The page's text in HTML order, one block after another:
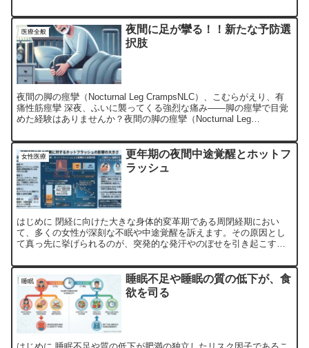
医療全般
夜間に足が攣る！！新たな予防選
択肢
夜間の脚の痙攣（Nocturnal Leg CrampsNLC）、こむらがえり、有
痛性筋痙攣 深夜、ふいに襲ってくる強烈な痛み――脚の痙攣で目覚
めた経験はありませんか？夜間の脚の痙攣（Nocturnal Leg
女性医療
更年期の夜間中途覚醒とホットフ
ラッシュ
はじめに 閉経に向けた大きな身体的変革期である周閉経期におい
て、多くの女性が深刻な不眠や中途覚醒を訴えます。その原因とし
て真っ先に挙げられるのが、突発的な発汗やのぼせを引き起こすホ
訴...
睡眠
睡眠不足や睡眠の質の低下が、食
欲を司る